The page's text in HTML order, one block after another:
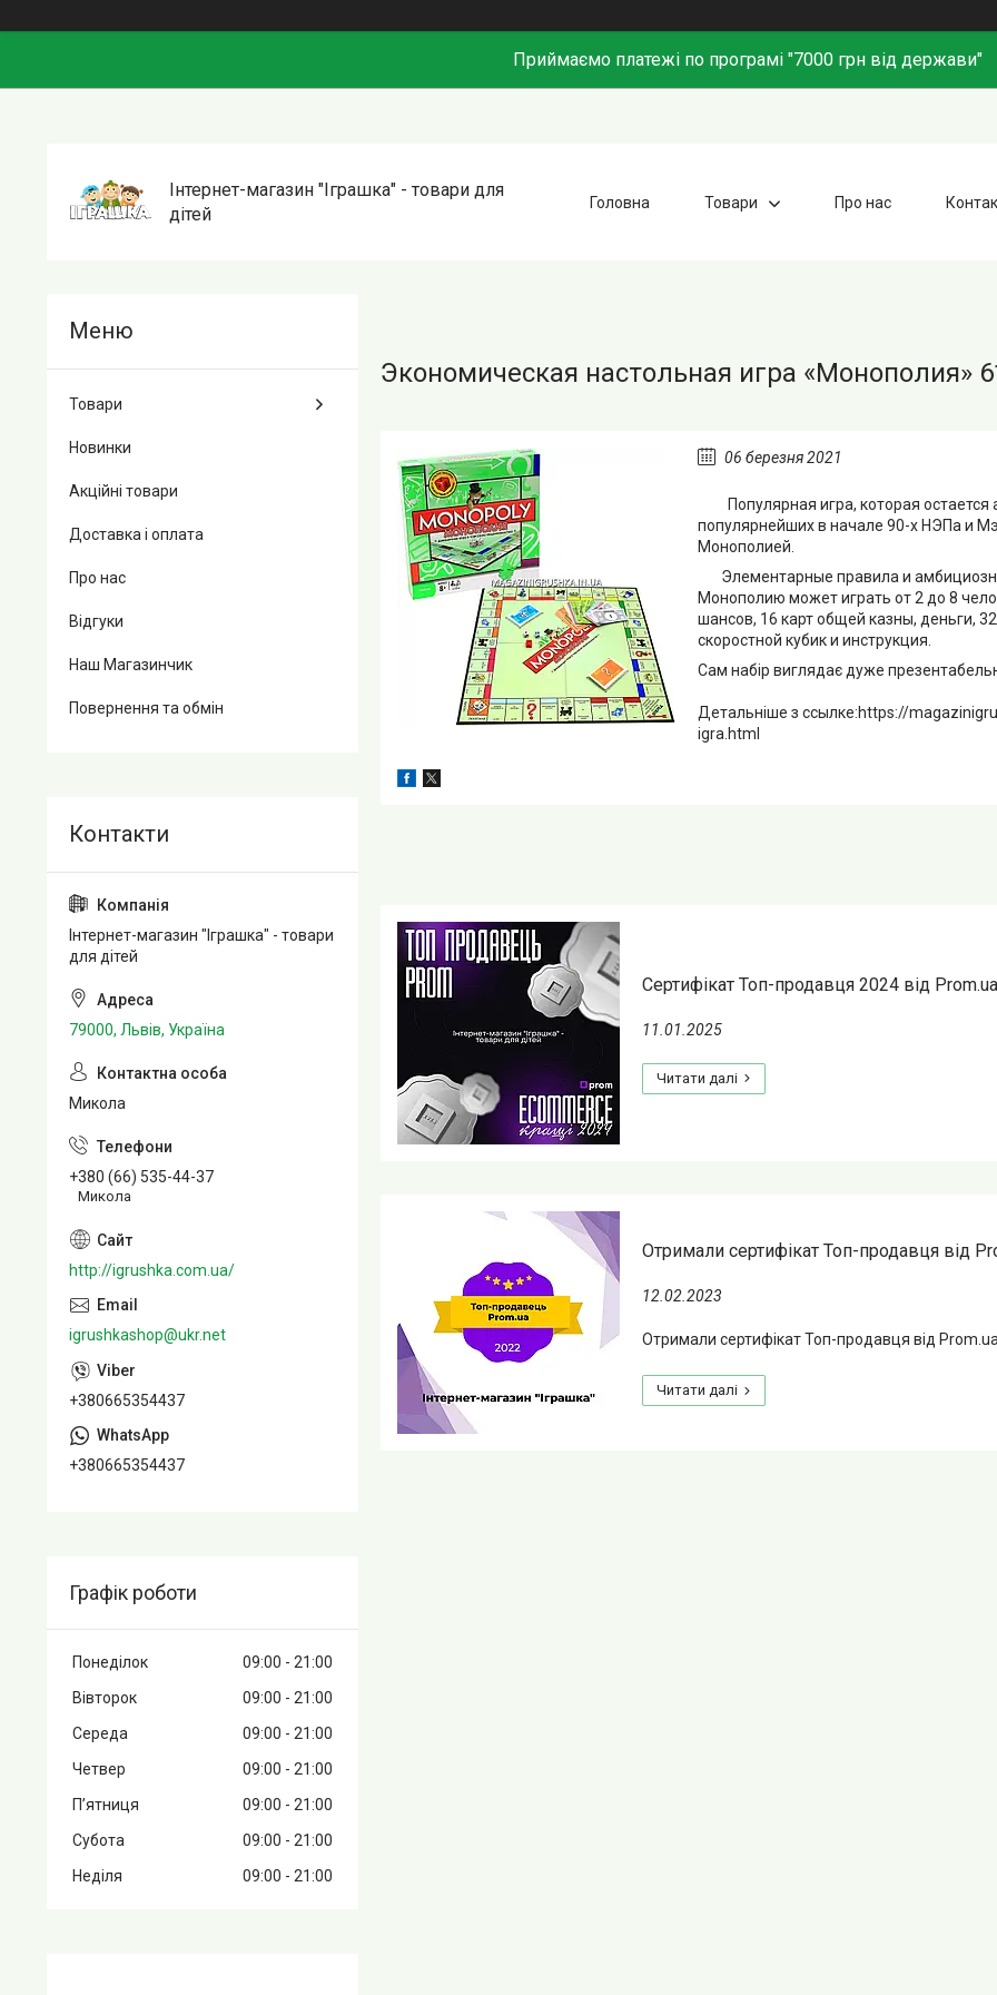
Приймаємо платежі по програмі "7000 грн від держави"
Інтернет-магазин "Іграшка" - товари для
дітей
Головна Товари Про нас
Экономическая настольная игра «Монополия»
06 березня 2021
Популярная игра, которая остается
популярнейших в начале 90-х НЭПа и
Монополией.
Элементарные правила и
Монополию может играть от 2 до 8
шансов, 16 карт общей казны, деньги,
скоростной кубик и инструкция.
Сам набір виглядає дуже
Детальніше з ссылке:https://
igra.html
Сертифікат Топ-продавця 2024 від Prom.ua
11.01.2025
Отримали сертифікат Топ-продавця від
12.02.2023
Отримали сертифікат Топ-продавця від Prom.ua
Товари
Новинки
Акційні товари
Доставка і оплата
Про нас
Відгуки
Наш Магазинчик
Повернення та обмін
Інтернет-магазин "Іграшка" - товари
для дітей
79000, Львів, Україна
Микола
+380 (66) 535-44-37
Микола
http://igrushka.com.ua/
igrushkashop@ukr.net
+380665354437
+380665354437
Графік роботи
Понеділок 09:00
21:00
Вівторок
09:00
21:00
Середа
09:00
21:00
Четвер
09:00
21:00
Пʼятниця
09:00
21:00
Субота
09:00
21:00
Неділя
09:00 21:00